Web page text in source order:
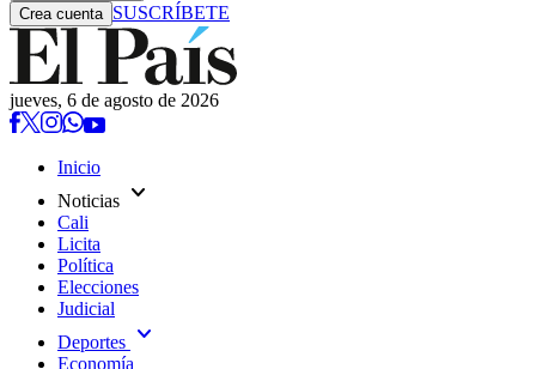
Crea cuenta SUSCRÍBETE
jueves, 6 de agosto de 2026
Inicio
Noticias expand_more
Cali
Licita
Política
Elecciones
Judicial
Deportes expand_more
Economía